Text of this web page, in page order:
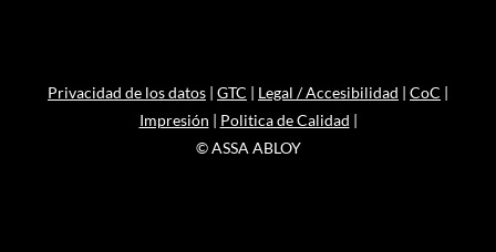
Privacidad de los datos | GTC | Legal / Accesibilidad | CoC |
Impresión | Politica de Calidad |
© ASSA ABLOY